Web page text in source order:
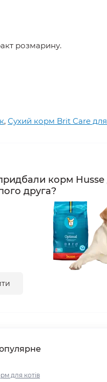
розмарину.
, Сухий корм Brit Care
корм Husse
друга?
для котів